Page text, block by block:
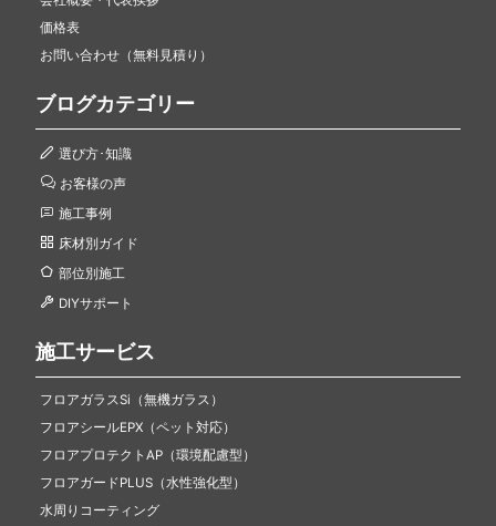
価格表
お問い合わせ（無料見積り）
ブログカテゴリー
選び方･知識
お客様の声
施工事例
床材別ガイド
部位別施工
DIYサポート
施工サービス
フロアガラスSi（無機ガラス）
フロアシールEPX（ペット対応）
フロアプロテクトAP（環境配慮型）
フロアガードPLUS（水性強化型）
水周りコーティング